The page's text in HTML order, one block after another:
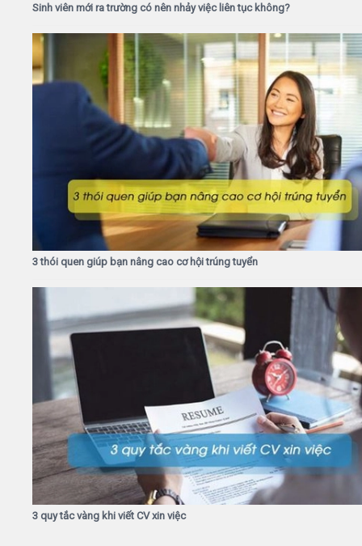
Sinh viên mới ra trường có nên nhảy việc liên tục không?
3 thói quen giúp bạn nâng cao cơ hội trúng tuyển
3 quy tắc vàng khi viết CV xin việc